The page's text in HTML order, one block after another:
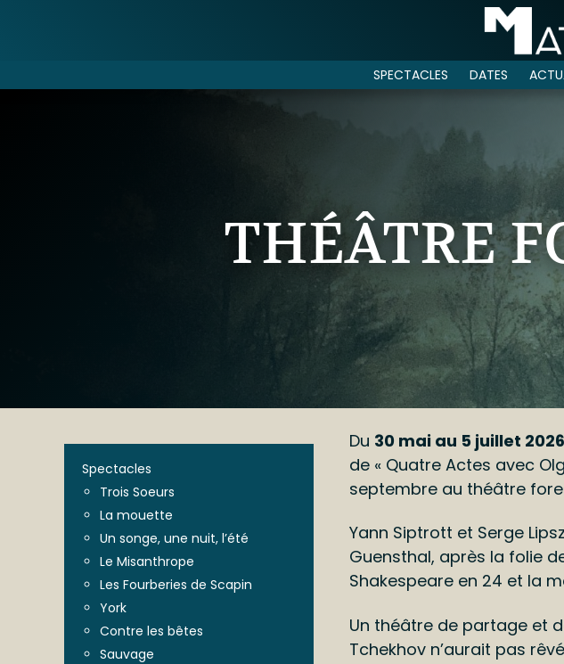
SPECTACLES DATES
THÉÂTRE
Du 30 mai au 5 juillet 2026
de « Quatre Actes avec
septembre au théâtre
Yann Siptrott et Serge
Guensthal, après la folie
Shakespeare en 24 et la
Un théâtre de partage et
Tchekhov n’aurait pas
Spectacles
Trois Soeurs
La mouette
Un songe, une nuit, l’été
Le Misanthrope
Les Fourberies de Scapin
York
Contre les bêtes
Sauvage